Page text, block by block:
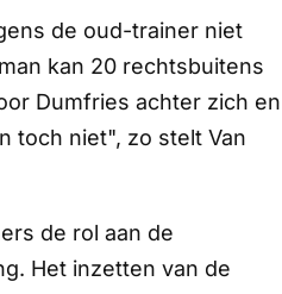
de oud-trainer niet
kan 20 rechtsbuitens
Dumfries achter zich en
toch niet", zo stelt Van
de rol aan de
Het inzetten van de